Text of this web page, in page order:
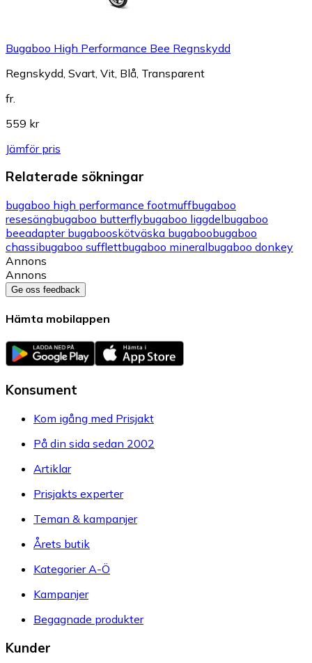
Bugaboo High Performance Bee Regnskydd
Regnskydd, Svart, Vit, Blå, Transparent
fr.
559 kr
Jämför pris
Relaterade sökningar
bugaboo high performance footmuffbugaboo
resesängbugaboo butterflybugaboo liggdelbugaboo
beeadapter bugabooskötväska bugaboobugaboo
chassibugaboo sufflettbugaboo mineralbugaboo donkey
Annons
Annons
Ge oss feedback
Hämta mobilappen
Konsument
Kom igång med Prisjakt
På din sida sedan 2002
Artiklar
Prisjakts experter
Teman & kampanjer
Årets butik
Kategorier A-Ö
Kampanjer
Begagnade produkter
Kunder